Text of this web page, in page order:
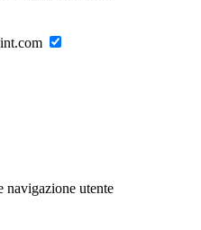
navigazione utente